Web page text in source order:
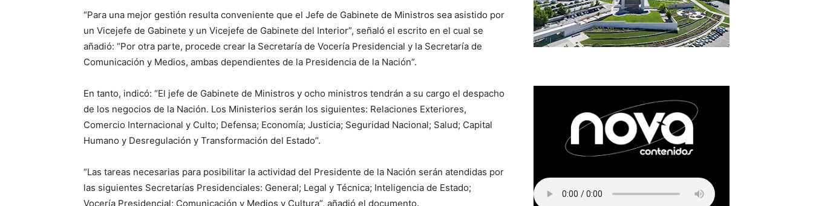
“Para una mejor gestión resulta conveniente que el Jefe de Gabinete de Ministros sea asistido por
un Vicejefe de Gabinete y un Vicejefe de Gabinete del Interior”, señaló el escrito en el cual se
añadió: “Por otra parte, procede crear la Secretaría de Vocería Presidencial y la Secretaría de
Comunicación y Medios, ambas dependientes de la Presidencia de la Nación”.
En tanto, indicó: “El jefe de Gabinete de Ministros y ocho ministros tendrán a su cargo el despacho
de los negocios de la Nación. Los Ministerios serán los siguientes: Relaciones Exteriores,
Comercio Internacional y Culto; Defensa; Economía; Justicia; Seguridad Nacional; Salud; Capital
Humano y Desregulación y Transformación del Estado”.
“Las tareas necesarias para posibilitar la actividad del Presidente de la Nación serán atendidas por
las siguientes Secretarías Presidenciales: General; Legal y Técnica; Inteligencia de Estado;
Vocería Presidencial; Comunicación y Medios y Cultura”, añadió el documento.